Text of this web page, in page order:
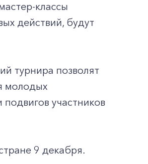
классы
действий, будут
турнира позволят
молодых
участников
9 декабря.